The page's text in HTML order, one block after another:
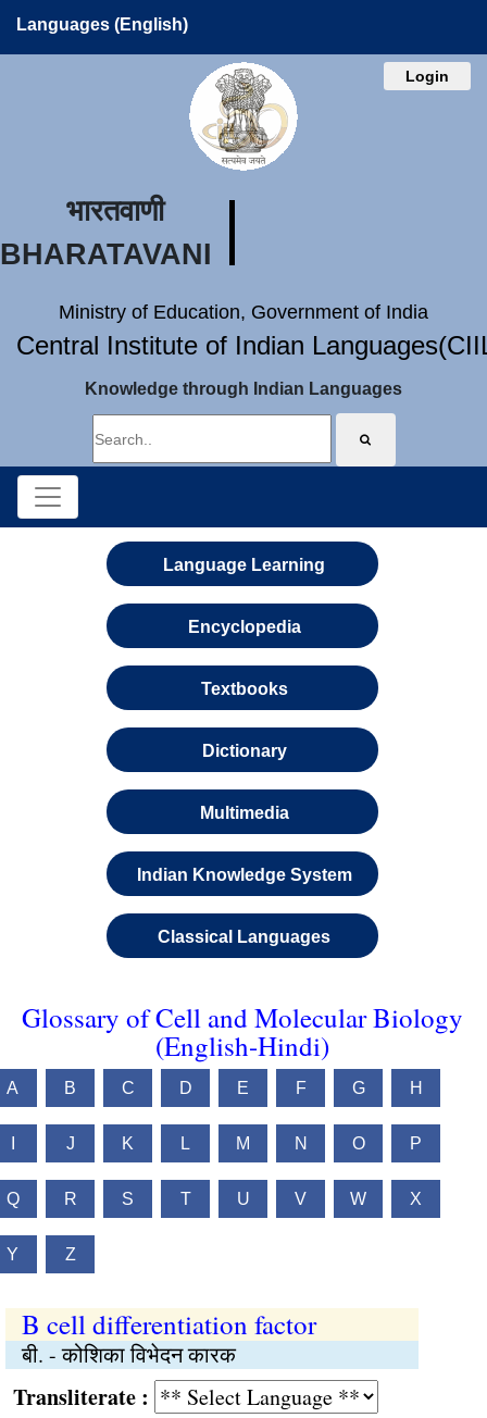
Languages (English)
Login
भारतवाणी
BHARATAVANI
Ministry of Education, Government of India
Central Institute of Indian
Knowledge through Indian Languages
Language Learning
Encyclopedia
Textbooks
Dictionary
Multimedia
Indian Knowledge System
Classical Languages
Glossary of Cell and Molecular Biology
(English-Hindi)
A B C D E F G H
J K L M N O P
Q R S T U V W X
Y Z
B cell differentiation factor
बी. - कोशिका विभेदन कारक
: